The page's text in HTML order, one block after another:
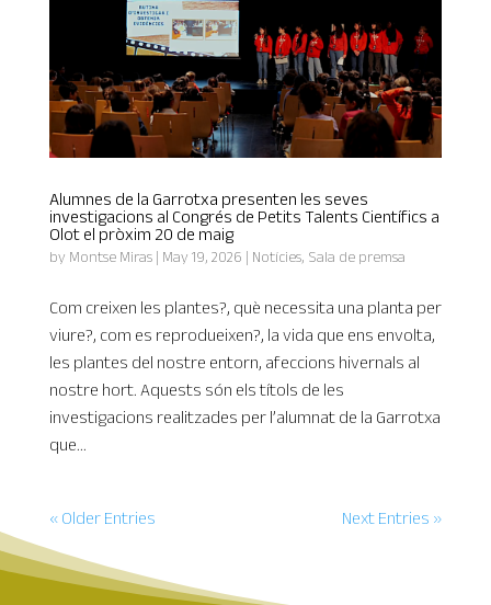
Alumnes de la Garrotxa presenten les seves
investigacions al Congrés de Petits Talents Científics a
Olot el pròxim 20 de maig
by Montse Miras| May 19, 2026 | Notícies, Sala de premsa
Com creixen les plantes?, què necessita una planta per
viure?, com es reprodueixen?, la vida que ens envolta,
les plantes del nostre entorn, afeccions hivernals al
nostre hort. Aquests són els títols de les
investigacions realitzades per l’alumnat de la Garrotxa
que...
« Older Entries Next Entries »